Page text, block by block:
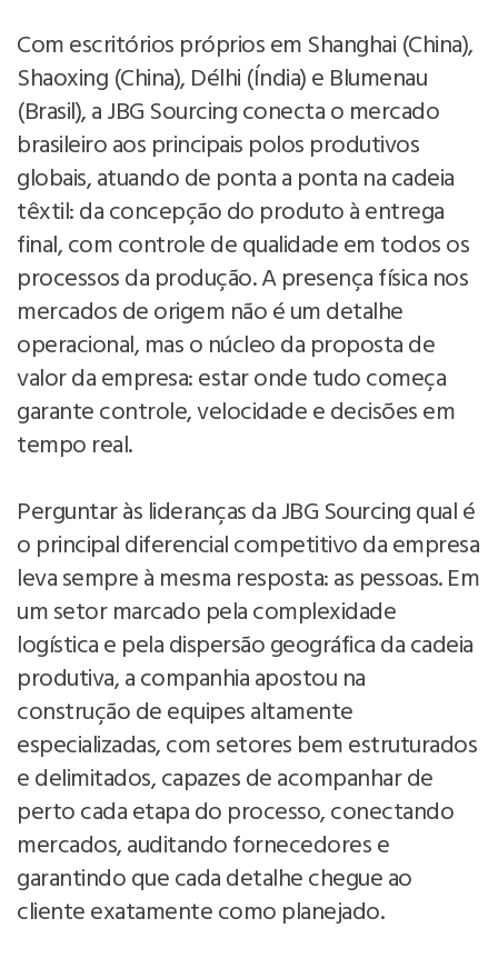
Com escritórios próprios em Shanghai (China),
Shaoxing (China), Délhi (Índia) e Blumenau
(Brasil), a JBG Sourcing conecta o mercado
brasileiro aos principais polos produtivos
globais, atuando de ponta a ponta na cadeia
têxtil: da concepção do produto à entrega
final, com controle de qualidade em todos os
processos da produção. A presença física nos
mercados de origem não é um detalhe
operacional, mas o núcleo da proposta de
valor da empresa: estar onde tudo começa
garante controle, velocidade e decisões em
tempo real.
Perguntar às lideranças da JBG Sourcing qual é
o principal diferencial competitivo da empresa
leva sempre à mesma resposta: as pessoas. Em
um setor marcado pela complexidade
logística e pela dispersão geográfica da cadeia
produtiva, a companhia apostou na
construção de equipes altamente
especializadas, com setores bem estruturados
e delimitados, capazes de acompanhar de
perto cada etapa do processo, conectando
mercados, auditando fornecedores e
garantindo que cada detalhe chegue ao
cliente exatamente como planejado.